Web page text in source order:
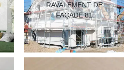
RAVALEMENT DE
FAÇADE 81